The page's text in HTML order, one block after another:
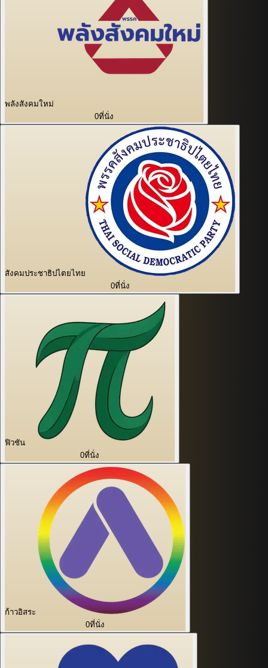
พลังสังคมใหม่
0ที่นั่ง
สังคมประชาธิปไตยไทย
0ที่นั่ง
ฟิวชัน
0ที่นั่ง
ก้าวอิสระ
0ที่นั่ง